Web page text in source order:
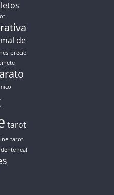
se detiene al finalizar el
mal de
precio
tarot
tarot
real